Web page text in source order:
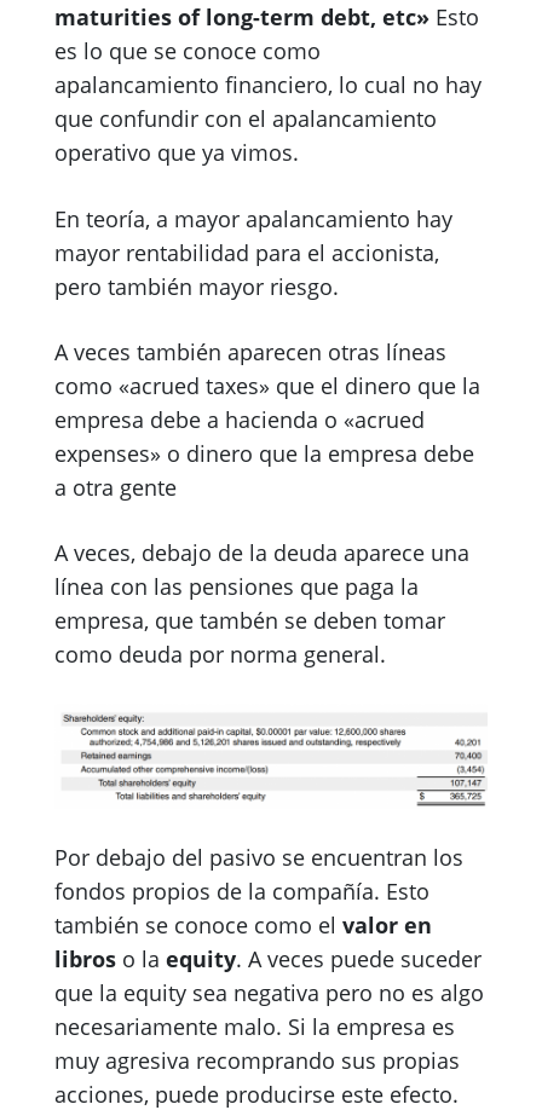
maturities of long-term debt, etc» Esto
es lo que se conoce como
apalancamiento financiero, lo cual no hay
que confundir con el apalancamiento
operativo que ya vimos.
En teoría, a mayor apalancamiento hay
mayor rentabilidad para el accionista,
pero también mayor riesgo.
A veces también aparecen otras líneas
como «acrued taxes» que el dinero que la
empresa debe a hacienda o «acrued
expenses» o dinero que la empresa debe
a otra gente
A veces, debajo de la deuda aparece una
línea con las pensiones que paga la
empresa, que tambén se deben tomar
como deuda por norma general.
Por debajo del pasivo se encuentran los
fondos propios de la compañía. Esto
también se conoce como el valor en
libros o la equity. A veces puede suceder
que la equity sea negativa pero no es algo
necesariamente malo. Si la empresa es
muy agresiva recomprando sus propias
acciones, puede producirse este efecto.